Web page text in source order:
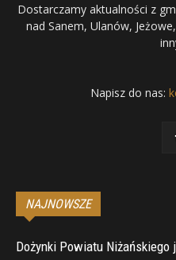
Dostarczamy aktualności z
nad Sanem, Ulanów,
Napisz do nas:
NAJNOWSZE
Dożynki Powiatu Niżańskiego